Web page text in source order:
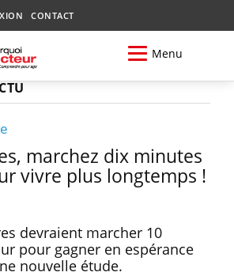
CONTACT
Menu
marchez dix minutes
vivre plus longtemps !
devraient marcher 10
pour gagner en espérance
nouvelle étude.